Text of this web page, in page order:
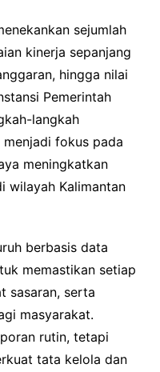
sejumlah
kinerja sepanjang
hingga nilai
Pemerintah
langkah
fokus pada
meningkatkan
wilayah Kalimantan
berbasis data
memastikan setiap
sasaran, serta
masyarakat.
rutin, tetapi
tata kelola dan